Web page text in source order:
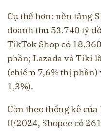
Cụ thể hơn: nền tảng
doanh thu 53.740 tỷ
TikTok Shop có
phần; Lazada và Tiki
(chiếm 7,6% thị
1,3%).
Còn theo thống kê
II/2024, Shopee có